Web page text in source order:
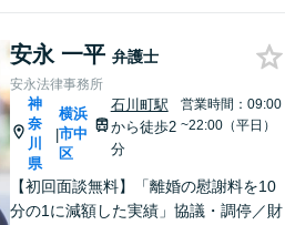
安永 一平 弁護士
安永法律事務所
神
奈
川
県
|
横浜
市中
区
石川町駅
から徒歩2
分
営業時間：09:00
~22:00（平日）
【初回面談無料】「離婚の慰謝料を10
分の1に減額した実績」協議・調停／財